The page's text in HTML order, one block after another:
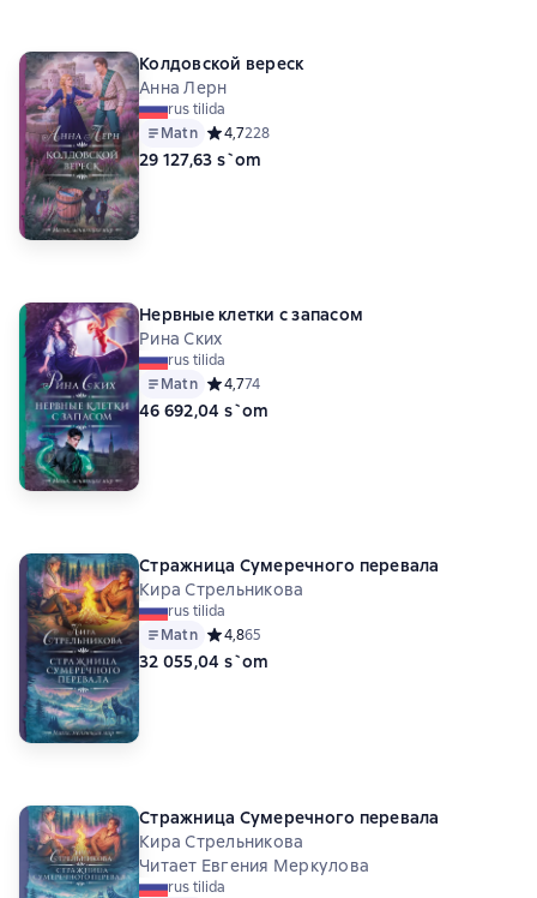
Колдовской вереск
Анна Лерн
rus tilida
Matn Средний рейтинг 4,7 на основе 228 оценок
4,7228
29 127,63 s`om
Нервные клетки с запасом
Рина Ских
rus tilida
Matn Средний рейтинг 4,7 на основе 74 оценок
4,774
46 692,04 s`om
Стражница Сумеречного перевала
Кира Стрельникова
rus tilida
Matn Средний рейтинг 4,8 на основе 65 оценок
4,865
32 055,04 s`om
Стражница Сумеречного перевала
Кира Стрельникова
Читает Евгения Меркулова
rus tilida